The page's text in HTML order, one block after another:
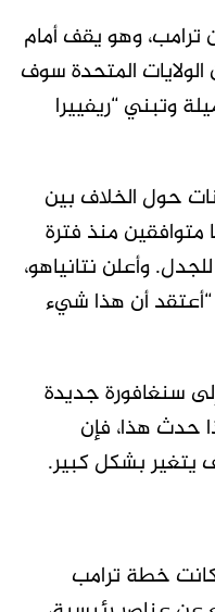
ترامب، وهو يقف أمام
المتحدة سوف
وتبني “ريفييرا
حول الخلاف بين
متوافقين منذ فترة
وأعلن نتانياهو،
أن هذا شيء
سنغافورة جديدة
حدث هذا، فإن
يتغير بشكل كبير.
كانت خطة ترامب